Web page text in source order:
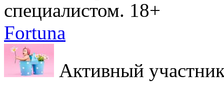
специалистом. 18+
Fortuna
Активный